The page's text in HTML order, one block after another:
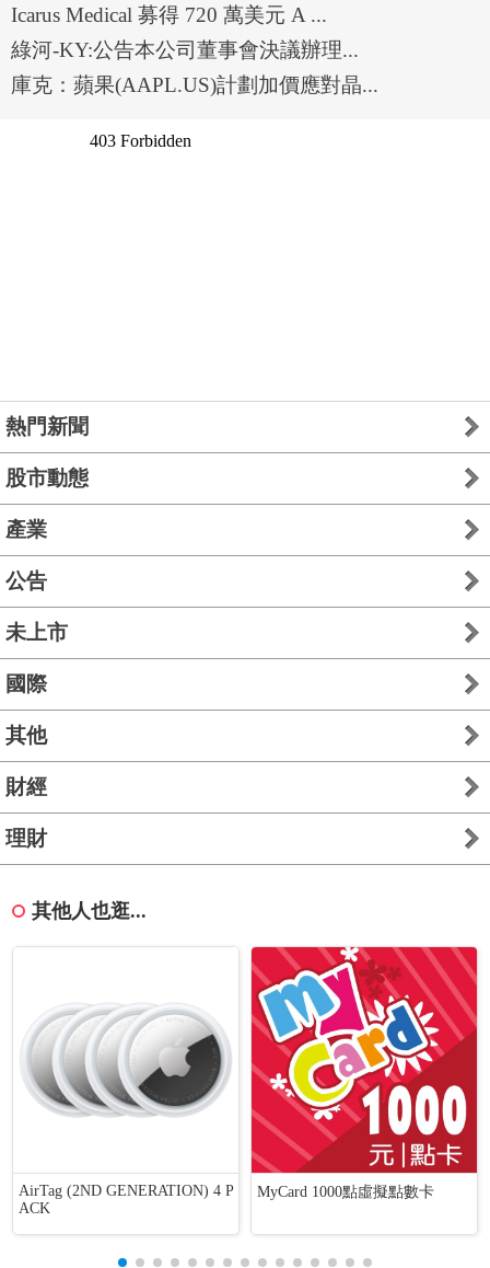
Icarus Medical 募得 720 萬美元 A ...
綠河-KY:公告本公司董事會決議辦理...
庫克：蘋果(AAPL.US)計劃加價應對晶...
熱門新聞
股市動態
產業
公告
未上市
國際
其他
財經
理財
其他人也逛...
AirTag (2ND GENERATION) 4 P
ACK
MyCard 1000點虛擬點數卡